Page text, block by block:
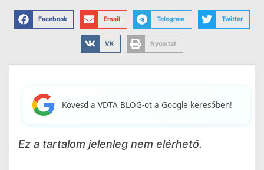
Facebook Email Telegram Twitter
VK Nyomtat
Kövesd a VDTA BLOG-ot a Google keresőben!
Ez a tartalom jelenleg nem elérhető.